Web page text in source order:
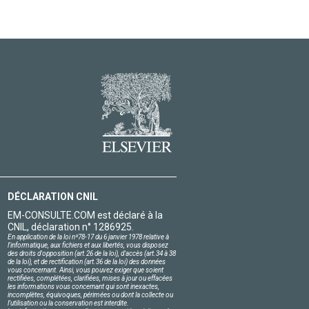
DÉCLARATION CNIL
EM-CONSULTE.COM est déclaré à la
CNIL, déclaration n° 1286925.
En application de la loi nº78-17 du 6 janvier 1978 relative à
l'informatique, aux fichiers et aux libertés, vous disposez
des droits d'opposition (art.26 de la loi), d'accès (art.34 à 38
de la loi), et de rectification (art.36 de la loi) des données
vous concernant. Ainsi, vous pouvez exiger que soient
rectifiées, complétées, clarifiées, mises à jour ou effacées
les informations vous concernant qui sont inexactes,
incomplètes, équivoques, périmées ou dont la collecte ou
l'utilisation ou la conservation est interdite.